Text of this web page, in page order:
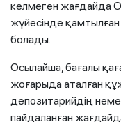
келмеген жағдайда
жүйесінде
болады.
Осылайша, бағалы
жоғарыда аталған
депозитарийдің
пайдаланған